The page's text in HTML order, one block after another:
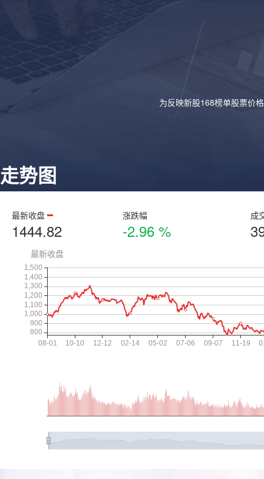
为反映新股168榜单股票价
走势图
最新收盘
1444.82
涨跌幅
-2.96 %
成